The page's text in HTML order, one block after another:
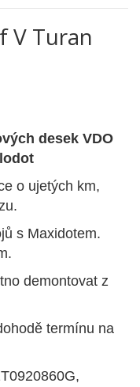
V Turan
desek VDO
o ujetých km,
s Maxidotem.
demontovat z
termínu na